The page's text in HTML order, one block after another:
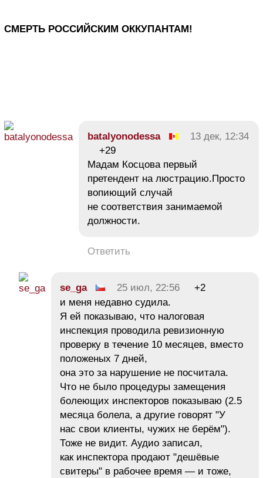
Подробнее:http://kodeksy.com.ua/ka/
СМЕРТЬ РОССИЙСКИМ ОККУПАНТАМ!
batalyonodessa
13 дек, 12:34
+29
Мадам Косцова первый
претендент на люстрацию.Просто
вопиющий случай
не соответствия занимаемой
должности.
Ответить
se_ga 25 июл, 22:56
+2
и меня недавно судила.
Я ей показываю, что налоговая
инспекция проводила ревизионную
проверку в течение 10 месяцев, вместо
положеных 7 дней,
она это за нарушение не посчитала.
Что не было процедуры замещения
болеющих инспекторов показываю (2.5
месяца болела, а другие говорят "У
нас свои клиенты, чужих не берём").
Тоже не видит. Аудио записал,
как инспектора продают "дешёвые
свитеры" в рабочее время — и тоже,